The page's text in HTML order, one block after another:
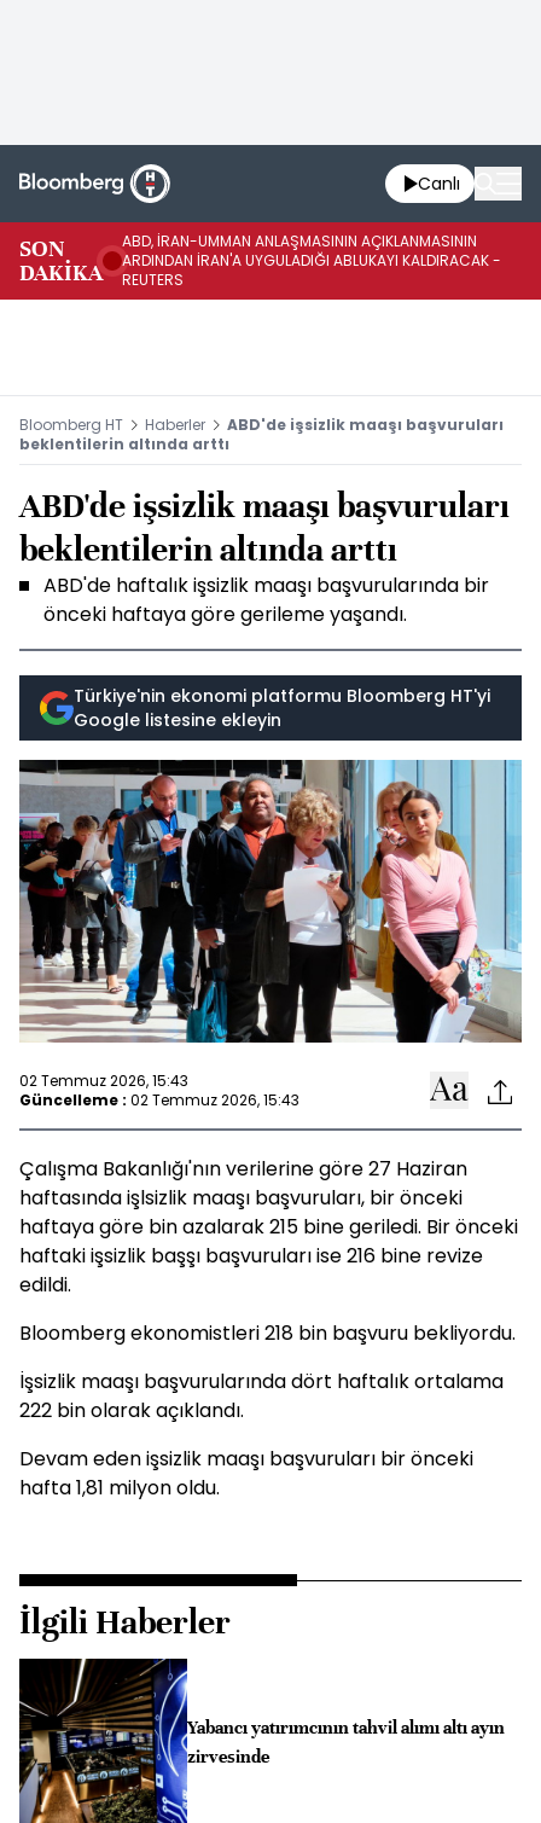
Canlı
SON
DAKİKA
ABD, İRAN-UMMAN ANLAŞMASININ AÇIKLANMASININ
ARDINDAN İRAN'A UYGULADIĞI ABLUKAYI KALDIRACAK -
REUTERS
Bloomberg HT Haberler
ABD'de işsizlik maaşı başvuruları
beklentilerin altında arttı
ABD'de işsizlik maaşı başvuruları
beklentilerin altında arttı
ABD'de haftalık işsizlik maaşı başvurularında bir
önceki haftaya göre gerileme yaşandı.
Türkiye'nin ekonomi platformu Bloomberg HT'yi
Google listesine ekleyin
02 Temmuz 2026, 15:43
Güncelleme : 02 Temmuz 2026, 15:43
Çalışma Bakanlığı'nın verilerine göre 27 Haziran
haftasında işlsizlik maaşı başvuruları, bir önceki
haftaya göre bin azalarak 215 bine geriledi. Bir önceki
haftaki işsizlik başşı başvuruları ise 216 bine revize
edildi.
Bloomberg ekonomistleri 218 bin başvuru bekliyordu.
İşsizlik maaşı başvurularında dört haftalık ortalama
222 bin olarak açıklandı.
Devam eden işsizlik maaşı başvuruları bir önceki
hafta 1,81 milyon oldu.
İlgili Haberler
Yabancı yatırımcının tahvil alımı altı ayın
zirvesinde